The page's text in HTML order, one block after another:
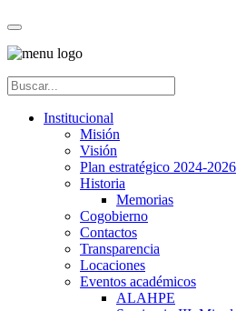
Institucional
Misión
Visión
Plan estratégico 2024-2026
Historia
Memorias
Cogobierno
Contactos
Transparencia
Locaciones
Eventos académicos
ALAHPE